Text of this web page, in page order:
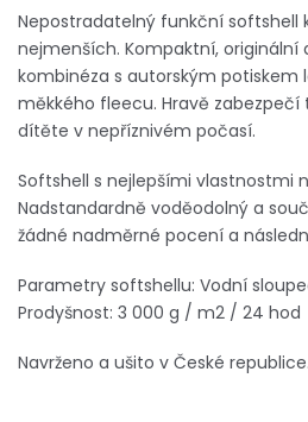
Nepostradatelný funkční softshell
nejmenších. Kompaktní, originální
kombinéza s autorským potiskem
měkkého fleecu. Hravě
dítěte v nepříznivém počasí.
Softshell s nejlepšími vlastnostmi
Nadstandardně voděodolný a
žádné nadměrné pocení a
Parametry softshellu: Vodní
Prodyšnost: 3 000 g / m2 / 24 hod
Navrženo a ušito v České republice.